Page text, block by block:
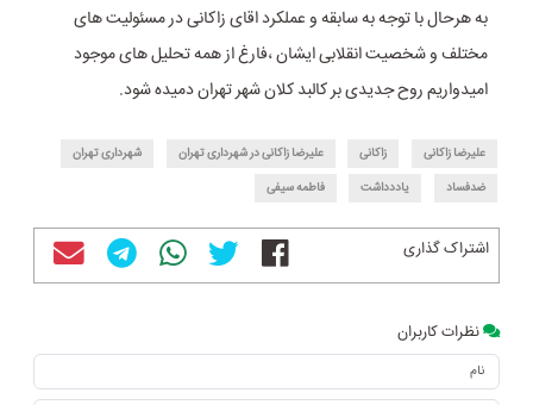
به هرحال با توجه به سابقه و عملکرد اقای زاکانی در مسئولیت های
مختلف و شخصیت انقلابی ایشان ،فارغ از همه تحلیل های موجود
امیدواریم روح جدیدی بر کالبد کلان شهر تهران دمیده شود.
علیرضا زاکانی زاکانی علیرضا زاکانی در شهرداری تهران
شهرداری تهران
ضدفساد
یاددداشت فاطمه سیفی
اشتراک گذاری
نظرات کاربران